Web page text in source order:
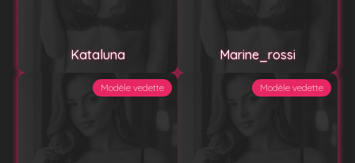
Kataluna Marine_rossi
Modèle vedette Modèle vedette